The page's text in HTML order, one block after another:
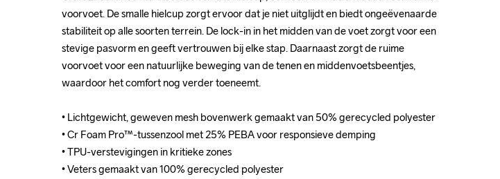
voorvoet. De smalle hielcup zorgt ervoor dat je niet uitglijdt en biedt ongeëvenaarde
stabiliteit op alle soorten terrein. De lock-in in het midden van de voet zorgt voor een
stevige pasvorm en geeft vertrouwen bij elke stap. Daarnaast zorgt de ruime
voorvoet voor een natuurlijke beweging van de tenen en middenvoetsbeentjes,
waardoor het comfort nog verder toeneemt.
• Lichtgewicht, geweven mesh bovenwerk gemaakt van 50% gerecycled polyester
• Cr Foam Pro™-tussenzool met 25% PEBA voor responsieve demping
• TPU-verstevigingen in kritieke zones
• Veters gemaakt van 100% gerecycled polyester
voorvoet. De smalle hielcup zorgt ervoor dat je niet uitglijdt en biedt ongeëvenaarde
stabiliteit op alle soorten terrein. De lock-in in het midden van de voet zorgt voor een
stevige pasvorm en geeft vertrouwen bij elke stap. Daarnaast zorgt de ruime
voorvoet voor een natuurlijke beweging van de tenen en middenvoetsbeentjes,
waardoor het comfort nog verder toeneemt.
• Lichtgewicht, geweven mesh bovenwerk gemaakt van 50% gerecycled polyester
• Cr Foam Pro™-tussenzool met 25% PEBA voor responsieve demping
• TPU-verstevigingen in kritieke zones
• Veters gemaakt van 100% gerecycled polyester